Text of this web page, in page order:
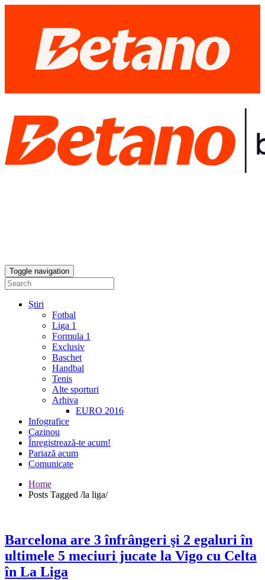
Toggle navigation
Știri
Fotbal
Liga 1
Formula 1
Exclusiv
Baschet
Handbal
Tenis
Alte sporturi
Arhiva
EURO 2016
Infografice
Cazinou
Înregistrează-te acum!
Pariază acum
Comunicate
Home
Posts Tagged /la liga/
Barcelona are 3 înfrângeri şi 2 egaluri în
ultimele 5 meciuri jucate la Vigo cu Celta
în La Liga